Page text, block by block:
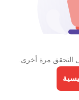
التحقق مرة أخرى.